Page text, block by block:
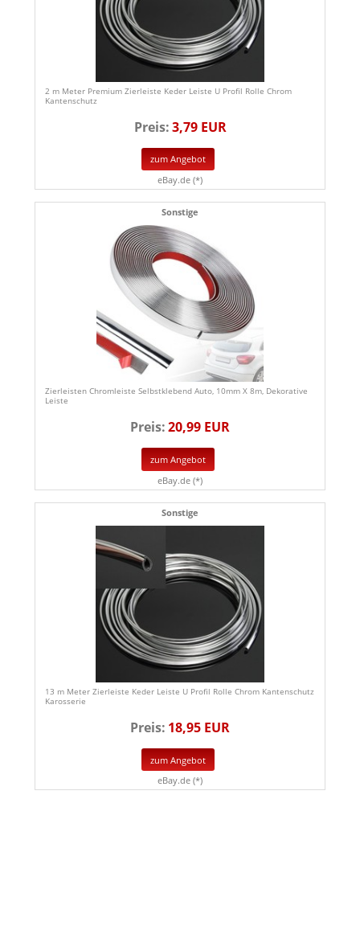
2 m Meter Premium Zierleiste Keder Leiste U Profil Rolle Chrom
Kantenschutz
Preis:3,79 EUR
zum Angebot
eBay.de (*)
Sonstige
Zierleisten Chromleiste Selbstklebend Auto, 10mm X 8m, Dekorative
Leiste
Preis:20,99 EUR
zum Angebot
eBay.de (*)
Sonstige
13 m Meter Zierleiste Keder Leiste U Profil Rolle Chrom Kantenschutz
Karosserie
Preis: 18,95 EUR
zum Angebot
eBay.de (*)